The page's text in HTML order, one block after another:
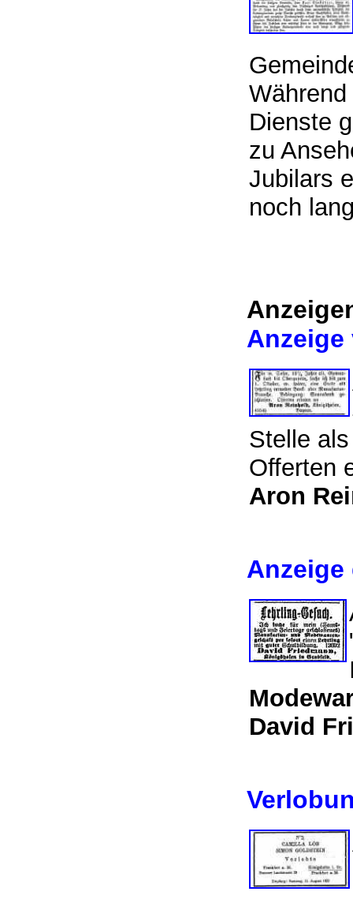
Dienste
zu
Jubilars
noch
Stelle
Offerten
Aron
Anzeige
David